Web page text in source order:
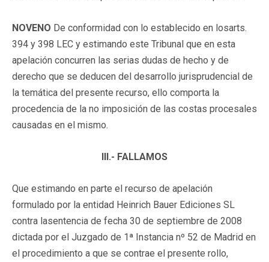
NOVENO De conformidad con lo establecido en losarts.
394 y 398 LEC y estimando este Tribunal que en esta
apelación concurren las serias dudas de hecho y de
derecho que se deducen del desarrollo jurisprudencial de
la temática del presente recurso, ello comporta la
procedencia de la no imposición de las costas procesales
causadas en el mismo.
III.- FALLAMOS
Que estimando en parte el recurso de apelación
formulado por la entidad Heinrich Bauer Ediciones SL
contra lasentencia de fecha 30 de septiembre de 2008
dictada por el Juzgado de 1ª Instancia nº 52 de Madrid en
el procedimiento a que se contrae el presente rollo,